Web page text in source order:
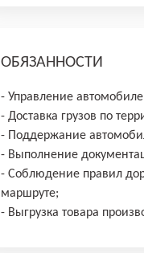
ОБЯЗАННОСТИ
- Управление
- Доставка грузов по
- Поддержание
- Выполнение
- Соблюдение правил
маршруте;
- Выгрузка товара